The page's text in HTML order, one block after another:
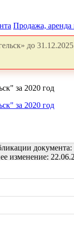
Продажа,
до
за 2020 год
за 2020 год
изменение: